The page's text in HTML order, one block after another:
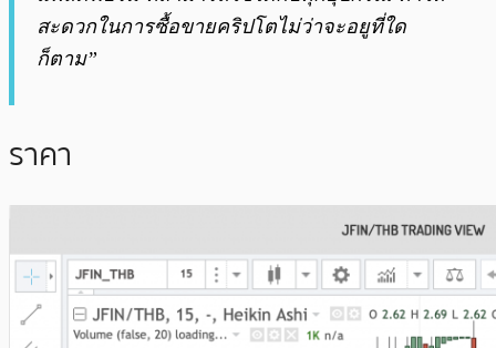
สะดวกในการซื้อขายคริปโตไม่ว่าจะอยูที่ใด
ก็ตาม”
ราคา